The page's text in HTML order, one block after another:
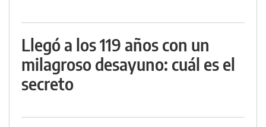
Llegó a los 119 años con un
milagroso desayuno: cuál es el
secreto